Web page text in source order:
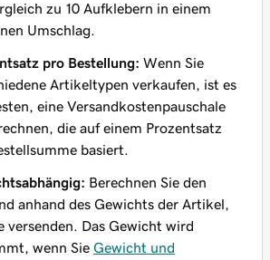
zu 10 Aufklebern in einem
Umschlag.
pro Bestellung: Wenn Sie
Artikeltypen verkaufen, ist es
eine Versandkostenpauschale
die auf einem Prozentsatz
basiert.
Berechnen Sie den
anhand des Gewichts der Artikel,
versenden. Das Gewicht wird
wenn Sie Gewicht und